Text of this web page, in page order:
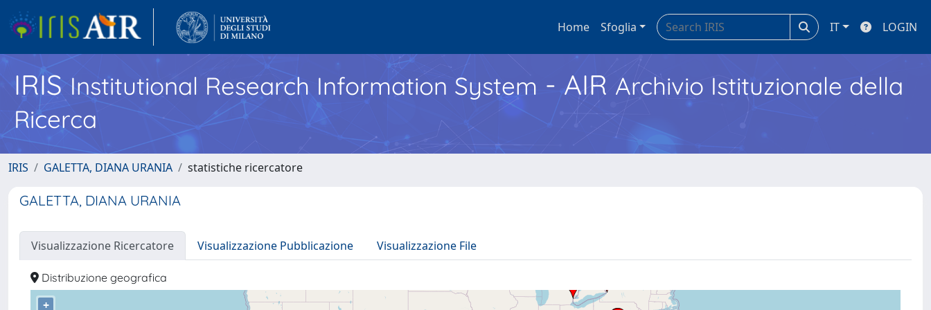
Home Sfoglia IT LOGIN
IRISInstitutional Research Information System - AIR Archivio Istituzionale della
Ricerca
IRIS GALETTA, DIANA URANIA statistiche ricercatore
GALETTA, DIANA URANIA
Visualizzazione Ricercatore Visualizzazione Pubblicazione Visualizzazione File
Distribuzione geografica
+